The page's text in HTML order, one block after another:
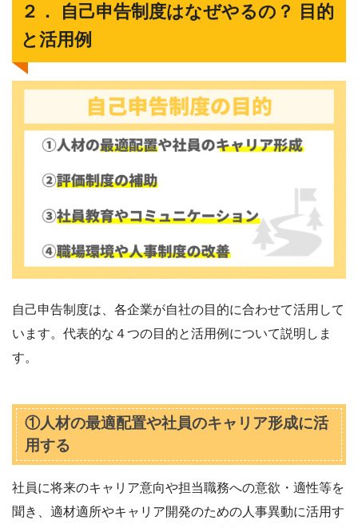
２． 自己申告制度はなぜやるの？ 目的
と活用例
自己申告制度は、各企業が自社の目的に合わせて活用して
います。代表的な４つの目的と活用例について説明しま
す。
①人材の最適配置や社員のキャリア形成に活
用する
社員に将来のキャリア意向や担当職務への意欲・適性等を
聞き、適材適所やキャリア開発のための人事異動に活用す